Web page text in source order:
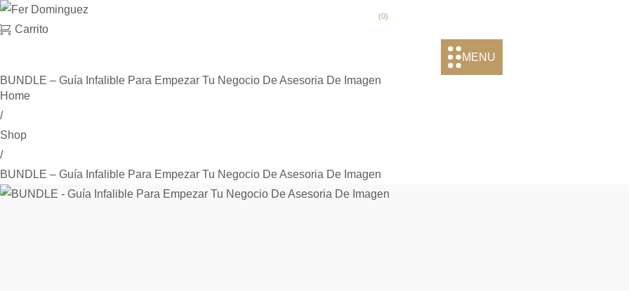
Carrito
(0)
MENU
BUNDLE – Guía Infalible Para Empezar Tu Negocio De Asesoria De Imagen
Home
/
Shop
/
BUNDLE – Guía Infalible Para Empezar Tu Negocio De Asesoria De Imagen